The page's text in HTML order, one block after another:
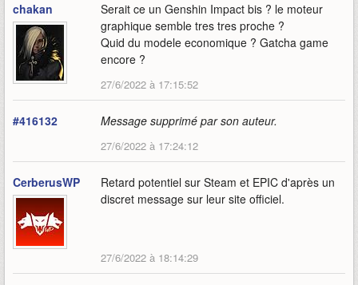
chakan
Serait ce un Genshin Impact bis ? le moteur
graphique semble tres tres proche ?
Quid du modele economique ? Gatcha game
encore ?
27/6/2022 à 17:15:52
#416132 Message supprimé par son auteur.
27/6/2022 à 17:24:12
CerberusWP
Retard potentiel sur Steam et EPIC d'après un
discret message sur leur site officiel.
27/6/2022 à 18:14:29